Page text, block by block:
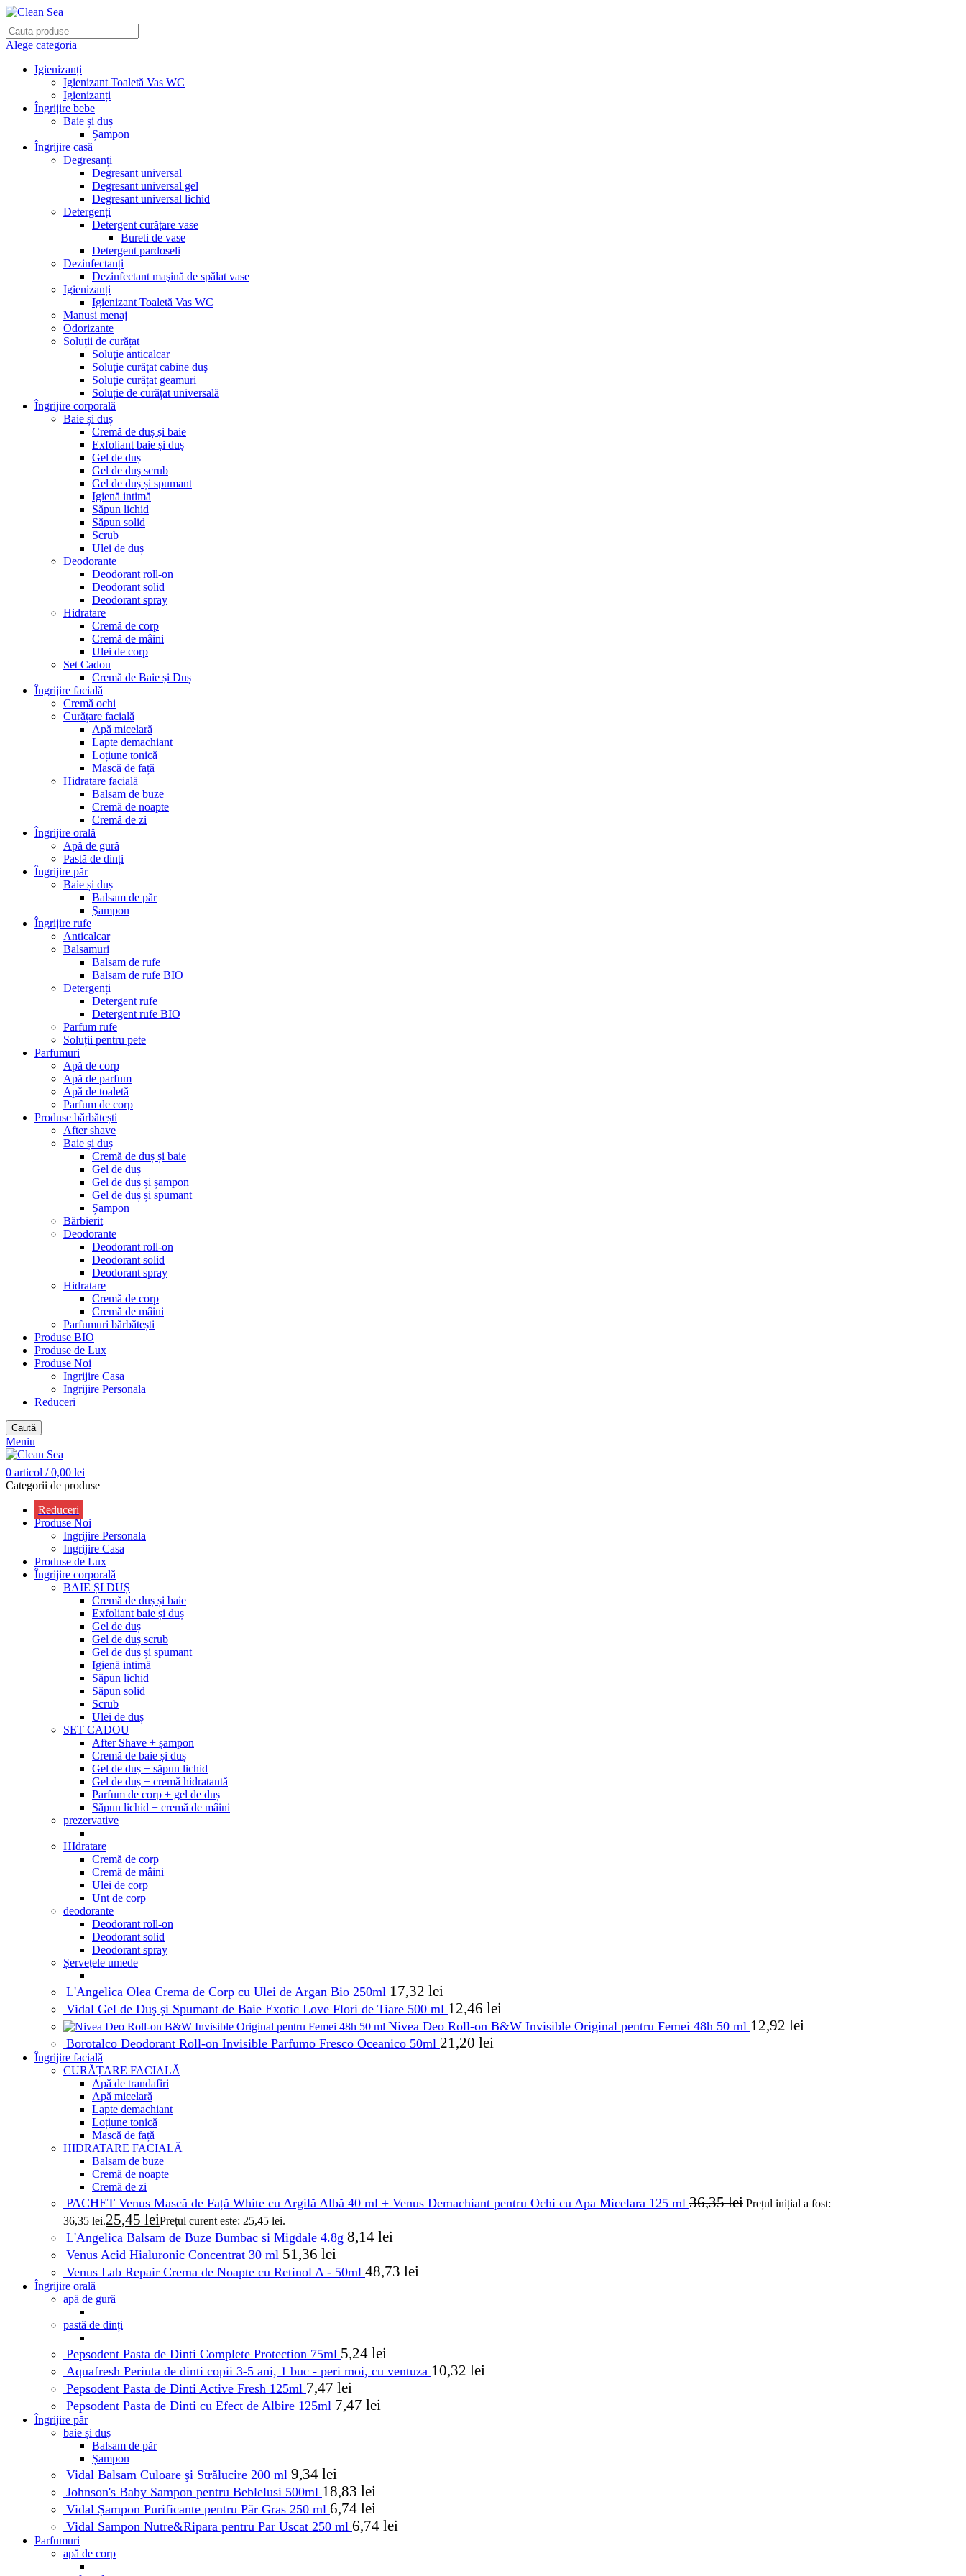
Alege categoria
Igienizanți
Igienizant Toaletă Vas WC
Igienizanți
Îngrijire bebe
Baie și duș
Șampon
Îngrijire casă
Degresanți
Degresant universal
Degresant universal gel
Degresant universal lichid
Detergenți
Detergent curățare vase
Bureti de vase
Detergent pardoseli
Dezinfectanți
Dezinfectant maşină de spălat vase
Igienizanți
Igienizant Toaletă Vas WC
Manusi menaj
Odorizante
Soluții de curățat
Soluţie anticalcar
Soluţie curăţat cabine duş
Soluţie curățat geamuri
Soluție de curățat universală
Îngrijire corporală
Baie și duș
Cremă de duș și baie
Exfoliant baie și duș
Gel de duș
Gel de duş scrub
Gel de duș și spumant
Igienă intimă
Săpun lichid
Săpun solid
Scrub
Ulei de duș
Deodorante
Deodorant roll-on
Deodorant solid
Deodorant spray
Hidratare
Cremă de corp
Cremă de mâini
Ulei de corp
Set Cadou
Cremă de Baie și Duș
Îngrijire facială
Cremă ochi
Curățare facială
Apă micelară
Lapte demachiant
Loțiune tonică
Mască de față
Hidratare facială
Balsam de buze
Cremă de noapte
Cremă de zi
Îngrijire orală
Apă de gură
Pastă de dinți
Îngrijire păr
Baie și duș
Balsam de păr
Şampon
Îngrijire rufe
Anticalcar
Balsamuri
Balsam de rufe
Balsam de rufe BIO
Detergenți
Detergent rufe
Detergent rufe BIO
Parfum rufe
Soluții pentru pete
Parfumuri
Apă de corp
Apă de parfum
Apă de toaletă
Parfum de corp
Produse bărbătești
After shave
Baie și duș
Cremă de duș și baie
Gel de duș
Gel de duș și șampon
Gel de duș și spumant
Șampon
Bărbierit
Deodorante
Deodorant roll-on
Deodorant solid
Deodorant spray
Hidratare
Cremă de corp
Cremă de mâini
Parfumuri bărbătești
Produse BIO
Produse de Lux
Produse Noi
Ingrijire Casa
Ingrijire Personala
Reduceri
Caută
Meniu
0 articol / 0,00 lei
Categorii de produse
Reduceri
Produse Noi
Ingrijire Personala
Ingrijire Casa
Produse de Lux
Îngrijire corporală
BAIE ȘI DUȘ
Cremă de duș și baie
Exfoliant baie și duș
Gel de duș
Gel de duș scrub
Gel de duș și spumant
Igienă intimă
Săpun lichid
Săpun solid
Scrub
Ulei de duș
SET CADOU
After Shave + șampon
Cremă de baie și duș
Gel de duș + săpun lichid
Gel de duș + cremă hidratantă
Parfum de corp + gel de duș
Săpun lichid + cremă de mâini
prezervative
HIdratare
Cremă de corp
Cremă de mâini
Ulei de corp
Unt de corp
deodorante
Deodorant roll-on
Deodorant solid
Deodorant spray
Șervețele umede
L'Angelica Olea Crema de Corp cu Ulei de Argan Bio 250ml 17,32 lei
Vidal Gel de Duş şi Spumant de Baie Exotic Love Flori de Tiare 500 ml 12,46 lei
Nivea Deo Roll-on B&W Invisible Original pentru Femei 48h 50 ml 12,92 lei
Borotalco Deodorant Roll-on Invisible Parfumo Fresco Oceanico 50ml 21,20 lei
Îngrijire facială
CURĂȚARE FACIALĂ
Apă de trandafiri
Apă micelară
Lapte demachiant
Loțiune tonică
Mască de față
HIDRATARE FACIALĂ
Balsam de buze
Cremă de noapte
Cremă de zi
PACHET Venus Mască de Față White cu Argilă Albă 40 ml + Venus Demachiant pentru Ochi cu Apa Micelara 125 ml 36,35lei Prețul inițial a fost:
36,35 lei.25,45 leiPrețul curent este: 25,45 lei.
L'Angelica Balsam de Buze Bumbac si Migdale 4.8g 8,14 lei
Venus Acid Hialuronic Concentrat 30 ml 51,36 lei
Venus Lab Repair Crema de Noapte cu Retinol A - 50ml 48,73 lei
Îngrijire orală
apă de gură
pastă de dinți
Pepsodent Pasta de Dinti Complete Protection 75ml 5,24 lei
Aquafresh Periuta de dinti copii 3-5 ani, 1 buc - peri moi, cu ventuza 10,32 lei
Pepsodent Pasta de Dinti Active Fresh 125ml 7,47 lei
Pepsodent Pasta de Dinti cu Efect de Albire 125ml 7,47 lei
Îngrijire păr
baie și duș
Balsam de păr
Șampon
Vidal Balsam Culoare şi Strălucire 200 ml 9,34 lei
Johnson's Baby Sampon pentru Beblelusi 500ml 18,83 lei
Vidal Șampon Purificante pentru Păr Gras 250 ml 6,74 lei
Vidal Sampon Nutre&Ripara pentru Par Uscat 250 ml 6,74 lei
Parfumuri
apă de corp